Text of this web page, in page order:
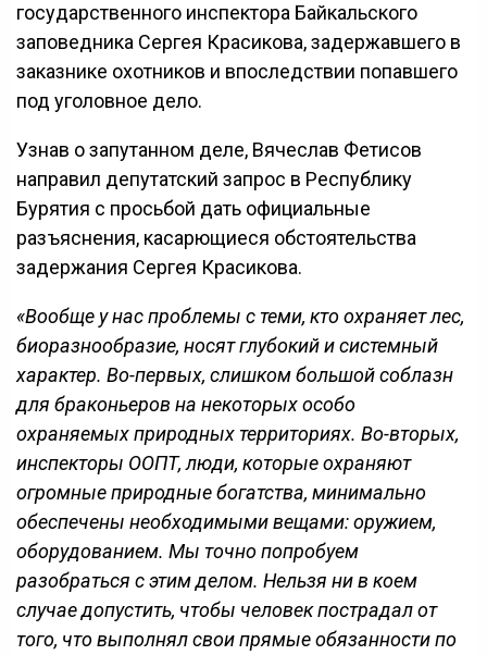
государственного инспектора Байкальского
заповедника Сергея Красикова, задержавшего в
заказнике охотников и впоследствии попавшего
под уголовное дело.
Узнав о запутанном деле, Вячеслав Фетисов
направил депутатский запрос в Республику
Бурятия с просьбой дать официальные
разъяснения, касарющиеся обстоятельства
задержания Сергея Красикова.
«Вообще у нас проблемы с теми, кто охраняет лес,
биоразнообразие, носят глубокий и системный
характер. Во-первых, слишком большой соблазн
для браконьеров на некоторых особо
охраняемых природных территориях. Во-вторых,
инспекторы ООПТ, люди, которые охраняют
огромные природные богатства, минимально
обеспечены необходимыми вещами: оружием,
оборудованием. Мы точно попробуем
разобраться с этим делом. Нельзя ни в коем
случае допустить, чтобы человек пострадал от
того, что выполнял свои прямые обязанности по